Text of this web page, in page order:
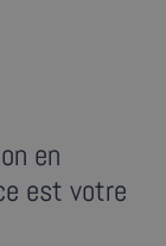
en
est votre